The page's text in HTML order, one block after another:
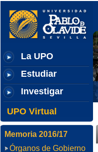
La UPO
Estudiar
Investigar
UPO Virtual
Memoria 2016/17
Órganos de Gobierno